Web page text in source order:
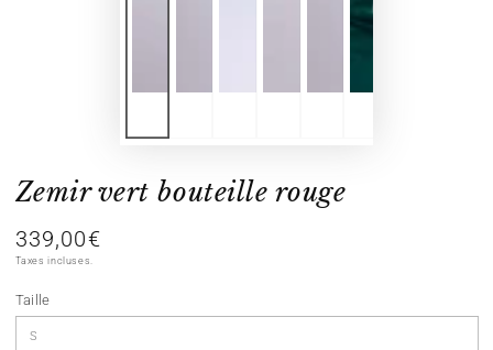
Zemir vert bouteille rouge
Prix
normal
339,00€
Taxes incluses.
Taille